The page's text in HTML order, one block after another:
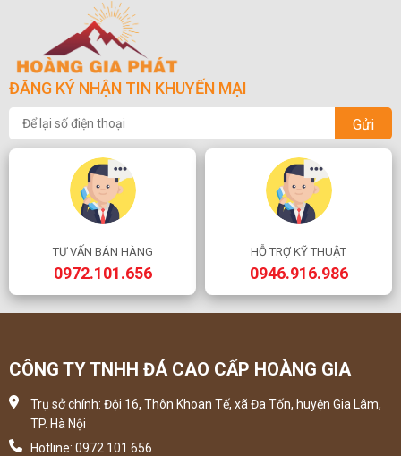
ĐĂNG KÝ NHẬN TIN KHUYẾN MẠI
Gửi
TƯ VẤN BÁN HÀNG
0972.101.656
HỖ TRỢ KỸ THUẬT
0946.916.986
CÔNG TY TNHH ĐÁ CAO CẤP HOÀNG GIA
Trụ sở chính: Đội 16, Thôn Khoan Tế, xã Đa Tốn, huyện Gia Lâm,
TP. Hà Nội
Hotline: 0972 101 656